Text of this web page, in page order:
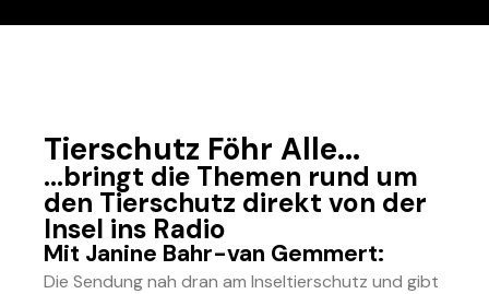
Tierschutz Föhr Alle...
...bringt die Themen rund um
den Tierschutz direkt von der
Insel ins Radio
Mit Janine Bahr-van Gemmert:
Die Sendung nah dran am Inseltierschutz und gibt